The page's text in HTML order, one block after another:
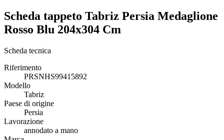
Scheda tappeto Tabriz Persia Medaglione
Rosso Blu 204x304 Cm
Scheda tecnica
Riferimento
PRSNHS99415892
Modello
Tabriz
Paese di origine
Persia
Lavorazione
annodato a mano